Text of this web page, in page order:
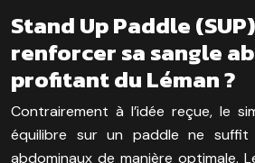
Stand Up Paddle
renforcer sa sangle
profitant du Léman ?
Contrairement à l’idée reçue, le
équilibre sur un paddle ne
abdominaux de manière optimale.